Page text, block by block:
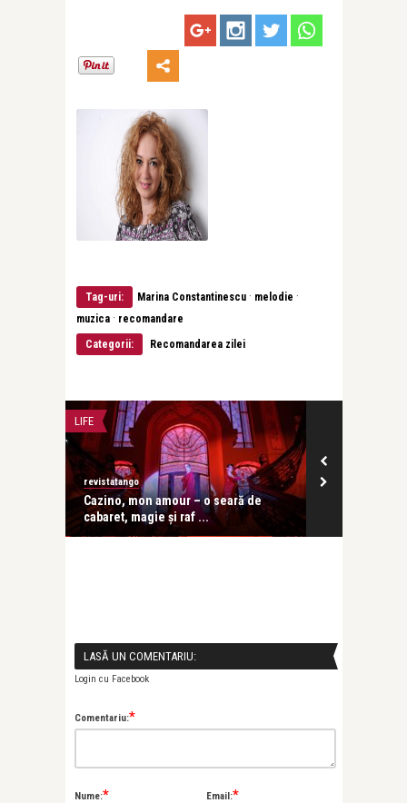
Tag-uri: Marina Constantinescu · melodie ·
muzica · recomandare
Categorii:
Recomandarea zilei
LIFE
revistatango
Cazino, mon amour – o seară de
cabaret, magie și raf ...
LASĂ UN COMENTARIU:
Login cu Facebook
Comentariu:*
Nume:* Email:*